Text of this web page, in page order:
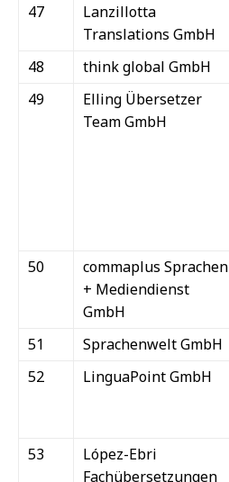
47
Lanzillotta
Translations GmbH
48 think global GmbH
49
Elling Übersetzer
Team GmbH
50
commaplus Sprachen
+ Mediendienst
GmbH
51 Sprachenwelt GmbH
52
LinguaPoint GmbH
53
López-Ebri
Fachübersetzungen